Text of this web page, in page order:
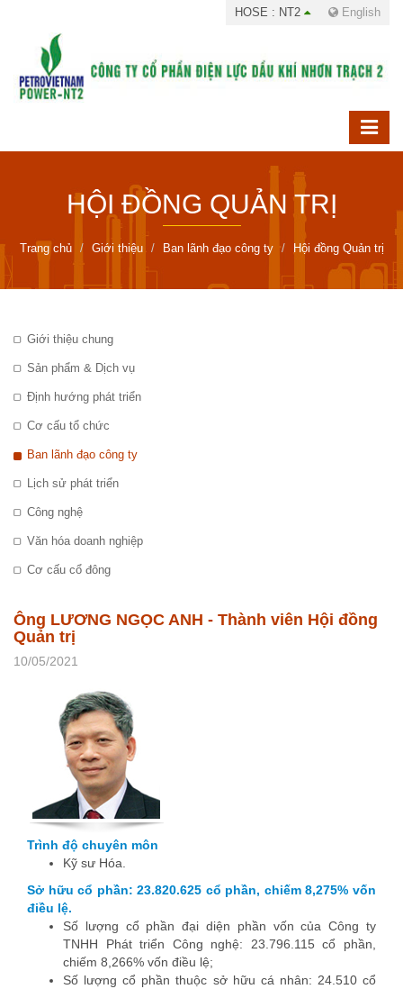
HOSE : NT2 English
HỘI ĐỒNG QUẢN TRỊ
Trang chủ Giới thiệu Ban lãnh đạo công ty Hội đồng Quản trị
Giới thiệu chung
Sản phẩm & Dịch vụ
Định hướng phát triển
Cơ cấu tổ chức
Ban lãnh đạo công ty
Lịch sử phát triển
Công nghệ
Văn hóa doanh nghiệp
Cơ cấu cổ đông
Ông LƯƠNG NGỌC ANH - Thành viên Hội đồng
Quản trị
10/05/2021
Trình độ chuyên môn
Kỹ sư Hóa.
Sở hữu cổ phần: 23.820.625 cổ phần, chiếm 8,275% vốn
điều lệ.
Số lượng cổ phần đại diện phần vốn của Công ty
TNHH Phát triển Công nghệ: 23.796.115 cổ phần,
chiếm 8,266% vốn điều lệ;
Số lượng cổ phần thuộc sở hữu cá nhân: 24.510 cổ